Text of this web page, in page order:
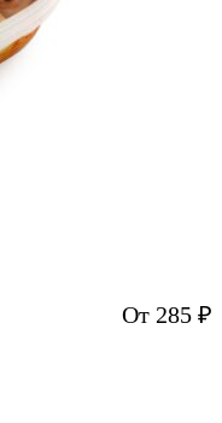
От 285 ₽